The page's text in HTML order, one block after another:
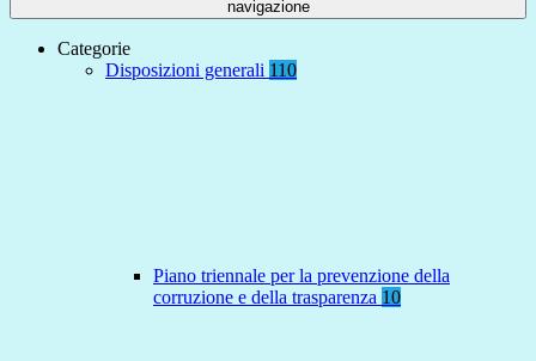
navigazione
Categorie
Disposizioni generali 110
Piano triennale per la prevenzione della
corruzione e della trasparenza 10